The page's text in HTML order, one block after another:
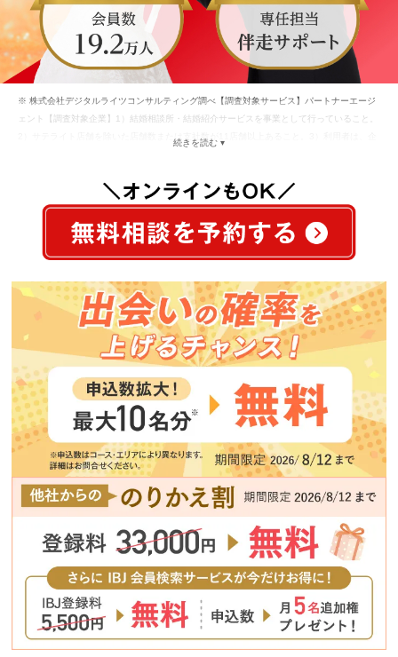
※ 株式会社デジタルライツコンサルティング調べ【調査対象サービス】パートナーエージ
ェント【調査対象企業】1）結婚相談所・結婚紹介サービスを事業として行っていること。
ある人【調査手法】インターネットリサーチ【調査及び集計レポーティング期間】2026年
05月01日〜2026年05月08日【成婚率の定義】本調査における「成婚」とは婚約（結婚の
意思を双方が確認し合えば成立）されたことを意味します。※「成婚率」は、成婚数÷利用
者数 で算出。
続きを読む ▾